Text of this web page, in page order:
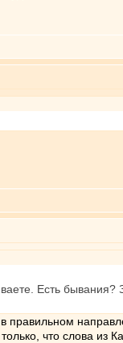
Есть
что слова из